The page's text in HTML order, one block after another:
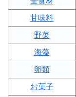
甘味料
野菜
海藻
卵類
お菓子